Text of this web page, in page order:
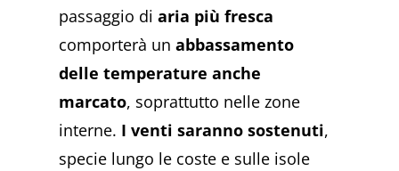
passaggio diaria più fresca
comporterà unabbassamento
delle temperature anche
marcato, soprattutto nelle zone
interne. I venti saranno sostenuti,
specie lungo le coste e sulle isole